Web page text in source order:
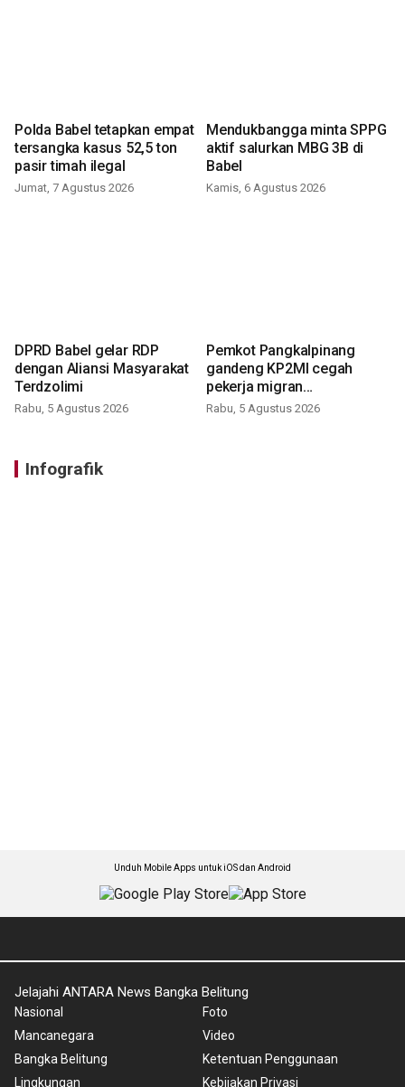
Polda Babel tetapkan empat
tersangka kasus 52,5 ton
pasir timah ilegal
Jumat, 7 Agustus 2026
Mendukbangga minta SPPG
aktif salurkan MBG 3B di
Babel
Kamis, 6 Agustus 2026
DPRD Babel gelar RDP
dengan Aliansi Masyarakat
Terdzolimi
Rabu, 5 Agustus 2026
Pemkot Pangkalpinang
gandeng KP2MI cegah
pekerja migran
nonprosedural
Rabu, 5 Agustus 2026
Infografik
Unduh Mobile Apps untuk iOS dan Android
Jelajahi ANTARA News Bangka Belitung
Nasional
Mancanegara
Bangka Belitung
Lingkungan
Foto
Video
Ketentuan Penggunaan
Kebijakan Privasi